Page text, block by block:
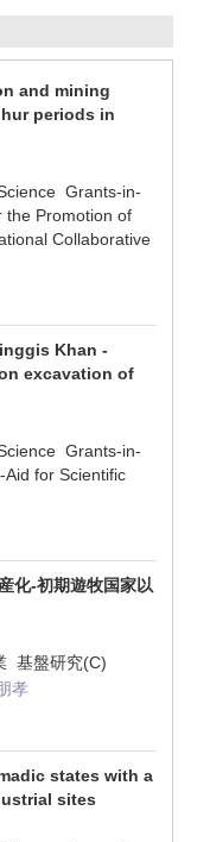
and mining
periods in
Grants-in-
the Promotion of
Collaborative
Khan -
excavation of
Grants-in-
for Scientific
化-初期遊牧国家以
基盤研究(C)
孝
states with a
sites